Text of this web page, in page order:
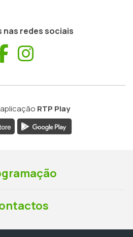
nas redes sociais
Facebook
RTP Play